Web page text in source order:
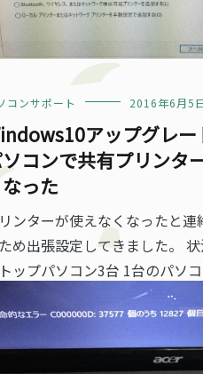
コンサポート 2016年6月5
アップグレー
コンで共有プリンタ
なった
ンターが使えなくなったと連
め出張設定してきました。
ップパソコン3台 1台のパソ
続された古いプリンターを共有
している。 ネットワークは
プリンターに接続 […]